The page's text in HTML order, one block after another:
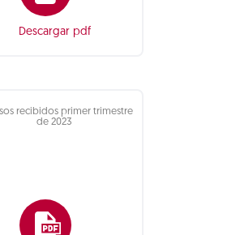
Descargar pdf
recibidos primer trimestre
de 2023